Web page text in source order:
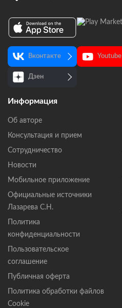
Вконтакте Youtube
Дзен
Информация
Об авторе
Консультация и прием
Сотрудничество
Новости
Мобильное приложение
Официальные источники
Лазарева С.Н.
Политика
конфиденциальности
Пользовательское
соглашение
Публичная оферта
Политика обработки файлов
Cookie